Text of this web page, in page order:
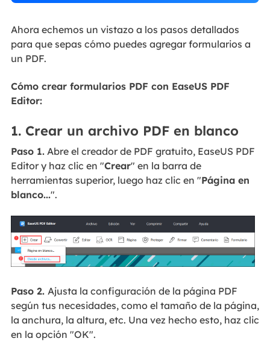
Ahora echemos un vistazo a los pasos detallados
para que sepas cómo puedes agregar formularios a
un PDF.
Cómo crear formularios PDF con EaseUS PDF
Editor:
1. Crear un archivo PDF en blanco
Paso 1.Abre el creador de PDF gratuito, EaseUS PDF
Editor y haz clic en "Crear" en la barra de
herramientas superior, luego haz clic en "Página en
blanco...".
Paso 2. Ajusta la configuración de la página PDF
según tus necesidades, como el tamaño de la página,
la anchura, la altura, etc. Una vez hecho esto, haz clic
en la opción "OK".